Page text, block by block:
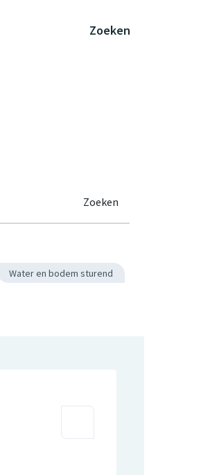
Zoeken
Zoeken
Water en bodem sturend